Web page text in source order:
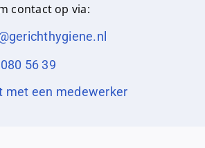
contact op via:
56 39
met een medewerker